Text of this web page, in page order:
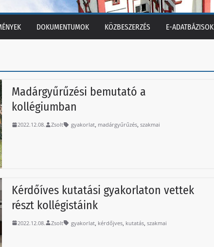
DOKUMENTUMOK KÖZBESZERZÉS E-ADATBÁZISOK
Madárgyűrűzési bemutató a
kollégiumban
2022.12.08. Zsolt gyakorlat, madárgyűrűzés,szakmai
Kérdőíves kutatási gyakorlaton vettek
részt kollégistáink
2022.12.08. Zsolt gyakorlat, kérdőjves, kutatás,szakmai